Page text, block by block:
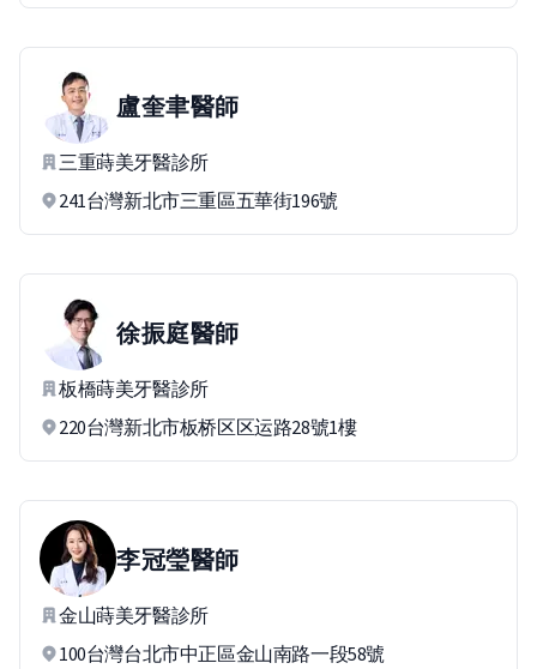
盧奎聿醫師
三重蒔美牙醫診所
241台灣新北市三重區五華街196號
徐振庭醫師
板橋蒔美牙醫診所
220台灣新北市板桥区区运路28號1樓
李冠瑩醫師
金山蒔美牙醫診所
100台灣台北市中正區金山南路一段58號